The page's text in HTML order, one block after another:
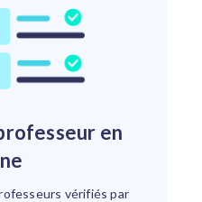
vérifiés par